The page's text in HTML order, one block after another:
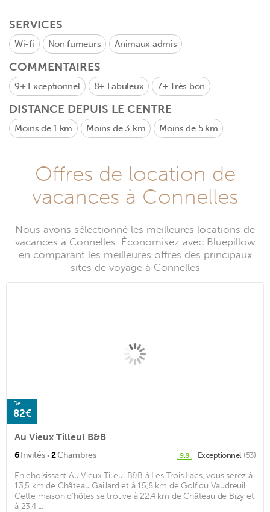
SERVICES
Wi-fi Non fumeurs Animaux admis
COMMENTAIRES
9+ Exceptionnel 8+ Fabuleux 7+Très bon
DISTANCE DEPUIS LE CENTRE
Moins de 1 km Moins de 3 km Moins de 5 km
Offres de location de
vacances à Connelles
Nous avons sélectionné les meilleures locations de
vacances à Connelles. Économisez avec Bluepillow
en comparant les meilleures offres des principaux
sites de voyage à Connelles
De
82€
Au Vieux Tilleul B&B
6Invités · 2Chambres 9,8 Exceptionnel (53)
En choisissant Au Vieux Tilleul B&B à Les Trois Lacs, vous serez à
13,5 km de Château Gaillard et à 15,8 km de Golf du Vaudreuil.
Cette maison d'hôtes se trouve à 22,4 km de Château de Bizy et
à 23,4 ...